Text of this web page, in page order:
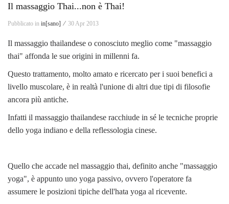
Il massaggio Thai...non è Thai!
Pubblicato in in[sano] ⁄ 30 Apr 2013
Il massaggio thailandese o conosciuto meglio come "massaggio
thai" affonda le sue origini in millenni fa.
Questo trattamento, molto amato e ricercato per i suoi benefici a
livello muscolare, è in realtà l'unione di altri due tipi di filosofie
ancora più antiche.
Infatti il massaggio thailandese racchiude in sé le tecniche proprie
dello yoga indiano e della reflessologia cinese.
Quello che accade nel massaggio thai, definito anche "massaggio
yoga", è appunto uno yoga passivo, ovvero l'operatore fa
assumere le posizioni tipiche dell'hata yoga al ricevente.